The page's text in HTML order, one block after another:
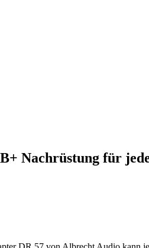
Nachrüstung für